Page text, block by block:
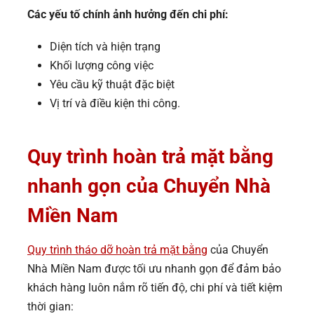
Các yếu tố chính ảnh hưởng đến chi phí:
Diện tích và hiện trạng
Khối lượng công việc
Yêu cầu kỹ thuật đặc biệt
Vị trí và điều kiện thi công.
Quy trình hoàn trả mặt bằng
nhanh gọn của Chuyển Nhà
Miền Nam
Quy trình tháo dỡ hoàn trả mặt bằng của Chuyển
Nhà Miền Nam được tối ưu nhanh gọn để đảm bảo
khách hàng luôn nắm rõ tiến độ, chi phí và tiết kiệm
thời gian: